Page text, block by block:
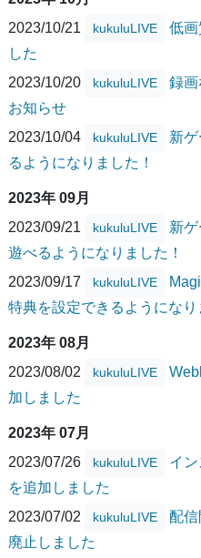
2023/10/21
kukuluLIVE
低画
した
2023/10/20
kukuluLIVE
録
お知らせ
2023/10/04
kukuluLIVE
新
るようになりました！
2023年 09月
2023/09/21
kukuluLIVE
新
遊べるようになりました！
2023/09/17
kukuluLIVE
特典を設定できるようになり
2023年 08月
2023/08/02
kukuluLIVE
加しました
2023年 07月
2023/07/26
kukuluLIVE
イ
を追加しました
2023/07/02
kukuluLIVE
配
廃止しました